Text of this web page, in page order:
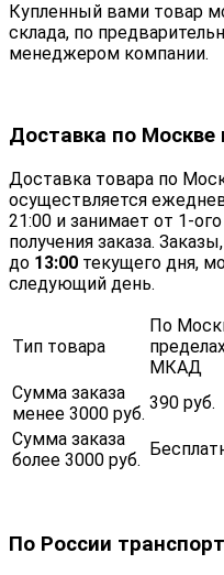
Купленный вами товар
склада, по
менеджером компании.
Доставка по Москве
Доставка товара по
осуществляется
21:00 и занимает от 1-
получения заказа.
до 13:00 текущего дня,
следующий день.
Тип товара
По
МКАД
Сумма заказа
менее 3000 руб.
390 руб.
Сумма заказа
более 3000 руб.
По России